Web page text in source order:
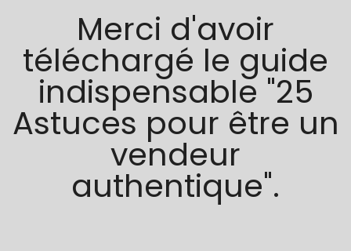
Merci d'avoir
téléchargé le guide
indispensable "25
Astuces pour être un
vendeur
authentique".